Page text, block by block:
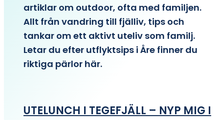
artiklar om outdoor, ofta med familjen.
Allt från vandring till fjälliv, tips och
tankar om ett aktivt uteliv som familj.
Letar du efter utflyktsips i Åre finner du
riktiga pärlor här.
UTELUNCH I TEGEFJÄLL – NYP MIG I